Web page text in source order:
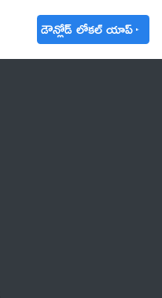
డౌన్లోడ్ లోకల్ యాప్